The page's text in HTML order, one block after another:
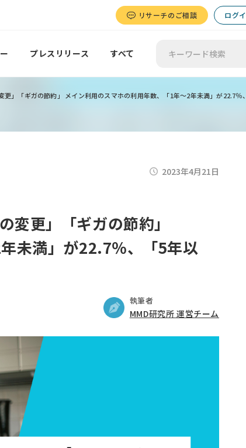
リサーチのご相談 ログ
プレスリリース すべて
」「ギガの節約」 メイン利用のスマホの利用年数、「1年～2年未満」が22.7％
2023年4月21日
変更」「ギガの節約」
未満」が22.7％、「5年以
執筆者
MMD研究所 運営チーム